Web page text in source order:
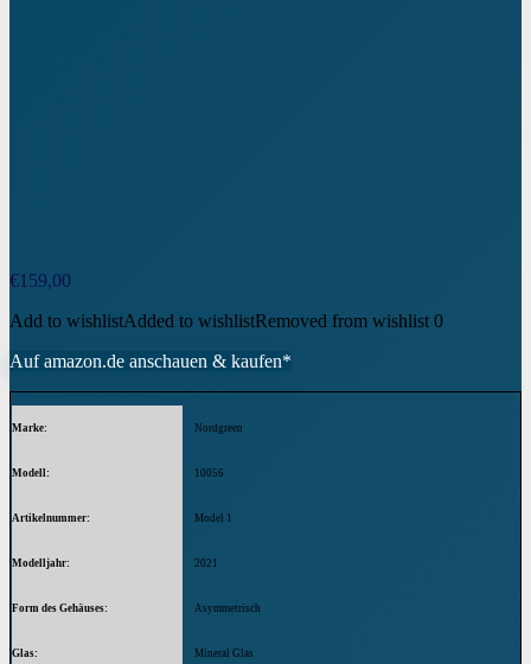
€159,00
Add to wishlistAdded to wishlistRemoved from wishlist 0
Auf amazon.de anschauen & kaufen*
Marke Nordgreen
Modell 10056
Artikelnummer Model 1
Modelljahr 2021
Form des Gehäuses Asymmetrisch
Glas Mineral Glas